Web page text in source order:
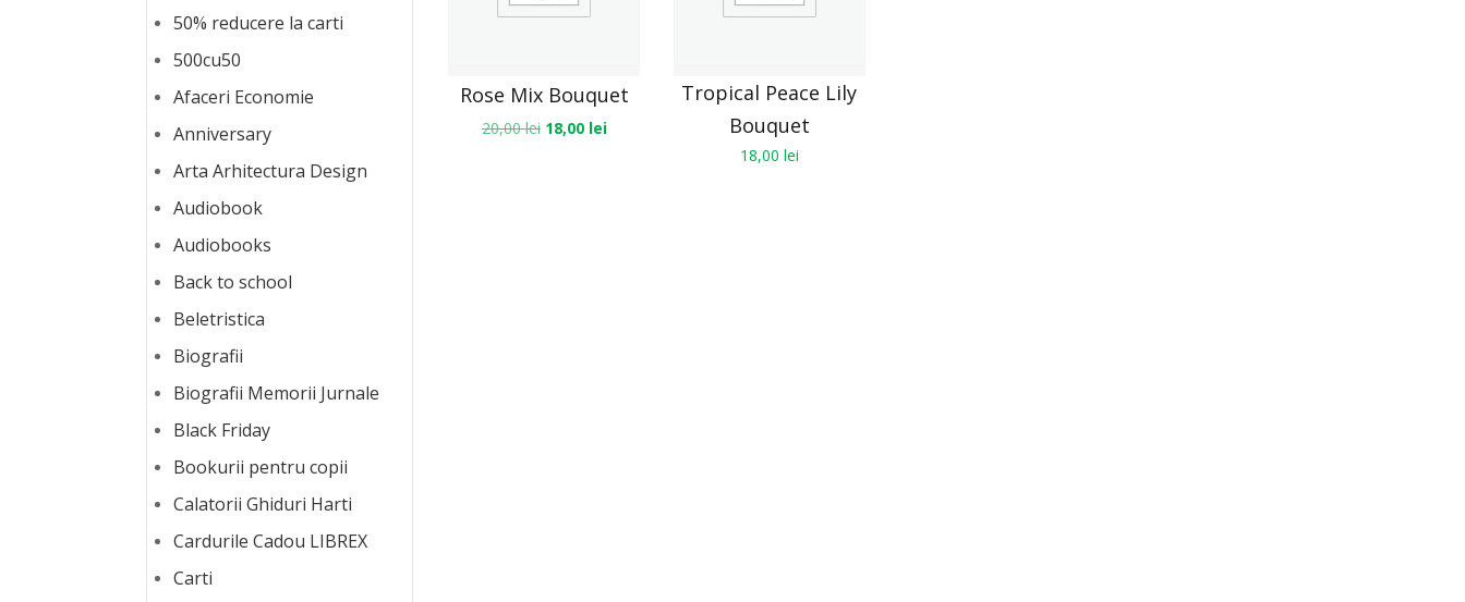
50% reducere la carti
500cu50
Afaceri Economie
Anniversary
Arta Arhitectura Design
Audiobook
Audiobooks
Back to school
Beletristica
Biografii
Biografii Memorii Jurnale
Black Friday
Bookurii pentru copii
Calatorii Ghiduri Harti
Cardurile Cadou LIBREX
Carti
Rose Mix Bouquet
20,00lei 18,00 lei
Tropical Peace Lily
Bouquet
18,00 lei